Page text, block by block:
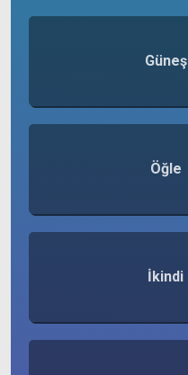
Güneş
Öğle
İkindi